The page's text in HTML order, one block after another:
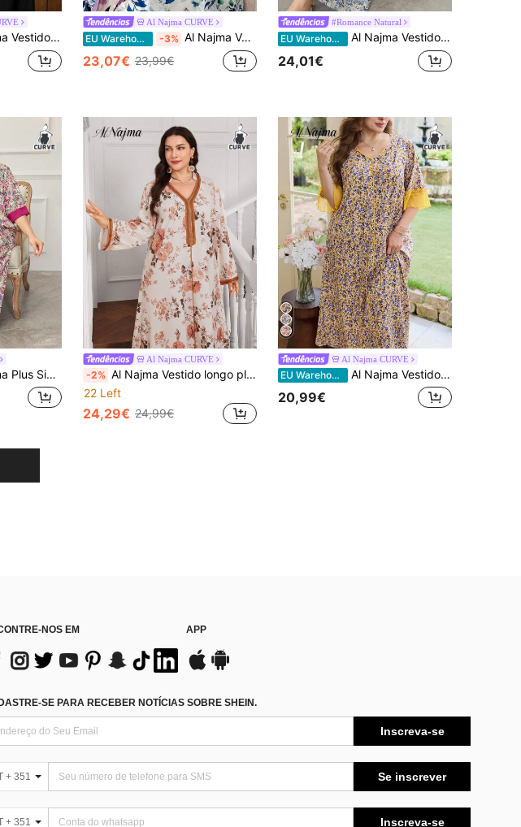
com textura, bordado 3D e estilo árabe.
Al Najma CURVE
EU Warehouse -3% Al Najma Vestido casual e moderno com decote coração, blocos de cores e mangas flare com babados, ideal para a primavera/verão.
23,07€ 23,99€
#Romance Natural
EU Warehouse Al Najma Vestido longo tradicional plus size, elegante, com decote em V, bordado digital, tamanho grande, kaftan modesto
24,01€
V-Neck Meia Manga Maxi Vestido Árabe
Al Najma CURVE
-2% Al Najma Vestido longo plus size feminino de primavera/outono com estampa floral turca, decote em V e mangas flare.
22 Left
24,29€ 24,99€
Al Najma CURVE
EU Warehouse Al Najma Vestido casual feminino plus size com estampa floral em patchwork e cores contrastantes, manga 3/4.
20,99€
NOS EM APP
SE PARA RECEBER NOTÍCIAS SOBRE SHEIN.
Inscreva-se
+ 351 Se inscrever
+ 351 Inscreva-se